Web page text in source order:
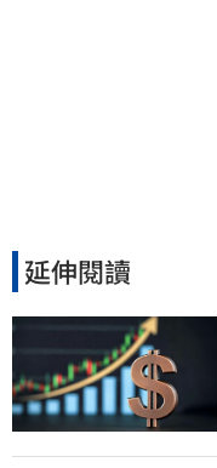
延伸閱讀